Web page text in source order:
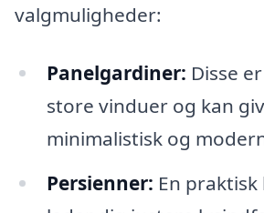
valgmuligheder:
Panelgardiner: Disse
store vinduer og kan
minimalistisk og
Persienner: En